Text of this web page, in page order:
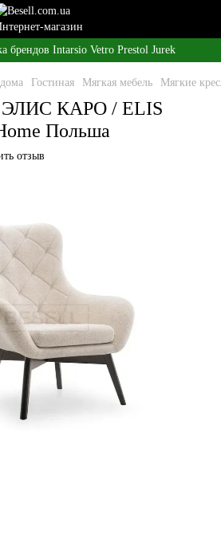
брендов Intarsio Vetro Prestol Jurek
Гостиная Мягкая мебель Мягкие
ЭЛИС КАРО / ELIS
Польша
отзыв